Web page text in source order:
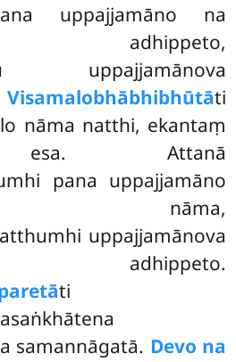
uppajjamāno na
adhippeto,
uppajjamānova
Visamalobhābhibhūtāti
nāma natthi, ekantaṃ
esa. Attanā
pana uppajjamāno
nāma,
uppajjamānova
adhippeto.
ti
samannāgatā. Devo na